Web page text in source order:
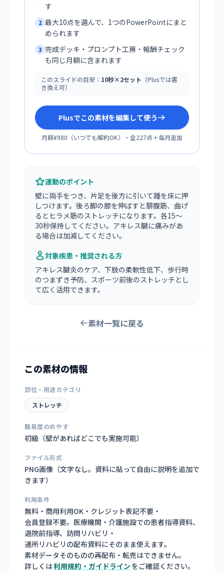
す
2 最大10点を選んで、1つのPowerPointにまと
められます
3 完成デッキ・プロンプト工房・報酬チェック
も同じ月額に含まれます
このスライドの目安： 10秒×2セット （Plusでは書
き換え可）
Plusでこの素材を編集して使う
月額¥980 （いつでも解約OK）・全227点＋毎月追加
運動のポイント
壁に両手をつき、片足を後方に引いて踵を床に押
しつけます。後ろ脚の膝を伸ばすと腓腹筋、曲げ
るとヒラメ筋のストレッチになります。各15〜
30秒保持してください。アキレス腱に痛みがあ
る場合は加減してください。
対象疾患・推奨される方
アキレス腱炎のケア、下肢の柔軟性低下、歩行時
のつまずき予防、スポーツ前後のストレッチとし
て広く活用できます。
素材一覧に戻る
この素材の情報
部位・用途カテゴリ
ストレッチ
難易度のめやす
初級（壁があればどこでも実施可能）
ファイル形式
PNG画像（文字なし。資料に貼って自由に説明を追加で
きます）
利用条件
無料・商用利用OK・クレジット表記不要・
会員登録不要。医療機関・介護施設での患者指導資料、
退院前指導、訪問リハビリ・
通所リハビリの配布資料にそのまま使えます。
素材データそのものの再配布・転売はできません。
詳しくは利用規約・ガイドライン をご確認ください。